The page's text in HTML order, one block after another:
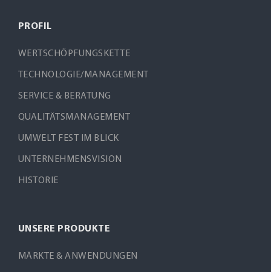
PROFIL
WERTSCHÖPFUNGSKETTE
TECHNOLOGIE/MANAGEMENT
SERVICE & BERATUNG
QUALITÄTSMANAGEMENT
UMWELT FEST IM BLICK
UNTERNEHMENSVISION
HISTORIE
UNSERE PRODUKTE
MÄRKTE & ANWENDUNGEN